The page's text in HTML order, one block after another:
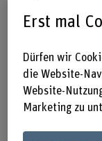
Zukunft
Forst- und
Bei Bedarf
Erst mal
Dürfen wir
die Website-
Website-
Marketing zu